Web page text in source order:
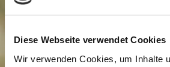
Diese Webseite verwendet Cookies
Wir verwenden Cookies, um Inhalte